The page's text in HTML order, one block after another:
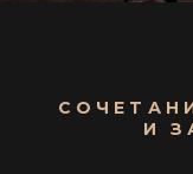
И